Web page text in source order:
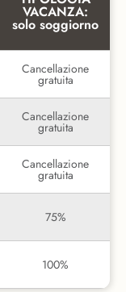
VACANZA:
solo soggiorno
Cancellazione
gratuita
Cancellazione
gratuita
Cancellazione
gratuita
75%
100%